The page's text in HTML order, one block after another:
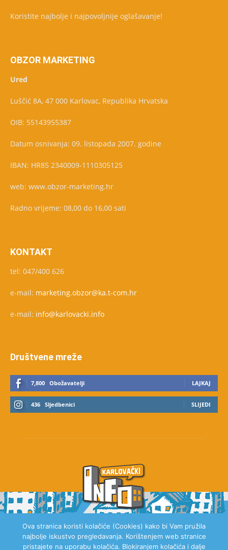
Koristite najbolje i najpovoljnije oglašavanje!
OBZOR MARKETING
Ured
Luščić 8A, 47 000 Karlovac, Republika Hrvatska
OIB: 55143955387
Datum osnivanja: 09. listopada 2007. godine
IBAN: HR85 2340009-1110305125
web: www.obzor-marketing.hr
Radno vrijeme: 08,00 do 16,00 sati
KONTAKT
tel: 047/400 626
e-mail: marketing.obzor@ka.t-com.hr
e-mail: info@karlovacki.info
Društvene mreže
7,800 Obožavatelji LAJKAJ
436 Sljedbenici SLIJEDI
O NAMA
Ova stranica koristi kolačiće (Cookies) kako bi Vam pružila
najbolje iskustvo pregledavanja. Korištenjem web stranice
pristajete na uporabu kolačića. Blokiranjem kolačića i dalje